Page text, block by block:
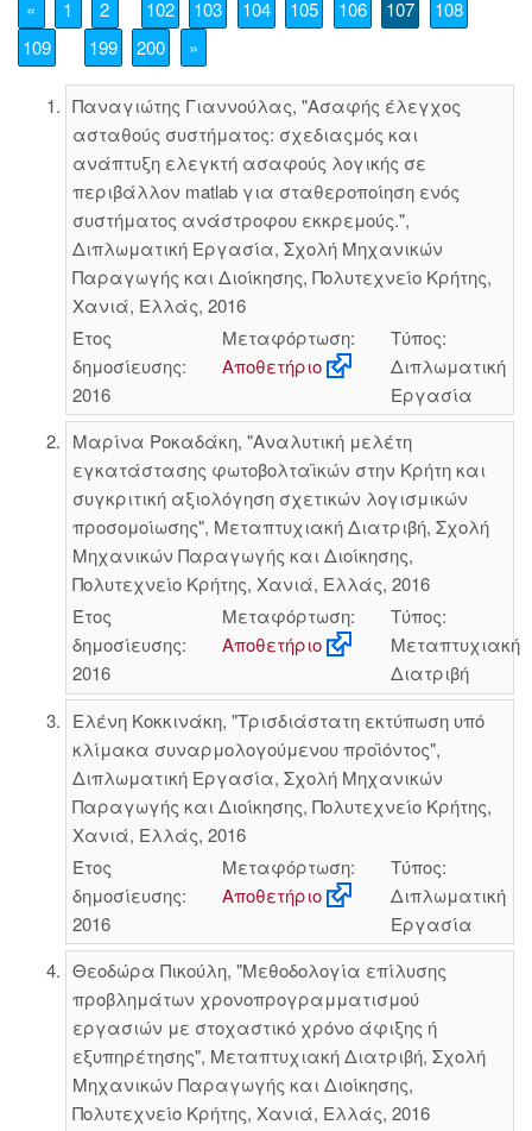
« 1 2 102 103 104 105 106 107
108
109
199 200 »
Παναγιώτης Γιαννούλας, "Ασαφής έλεγχος
ασταθούς συστήματος: σχεδιαςμός και
ανάπτυξη ελεγκτή ασαφούς λογικής σε
περιβάλλον matlab για σταθεροποίηση ενός
συστήματος ανάστροφου εκκρεμούς.",
Διπλωματική Εργασία, Σχολή Μηχανικών
Παραγωγής και Διοίκησης, Πολυτεχνείο Κρήτης,
Χανιά, Ελλάς, 2016
Έτος
δημοσίευσης:
2016
Μεταφόρτωση:
Αποθετήριο
Τύπος:
Διπλωματική
Εργασία
Μαρίνα Ροκαδάκη, "Αναλυτική μελέτη
εγκατάστασης φωτοβολταϊκών στην Κρήτη και
συγκριτική αξιολόγηση σχετικών λογισμικών
προσομοίωσης", Μεταπτυχιακή Διατριβή, Σχολή
Μηχανικών Παραγωγής και Διοίκησης,
Πολυτεχνείο Κρήτης, Χανιά, Ελλάς, 2016
Έτος
δημοσίευσης:
2016
Μεταφόρτωση:
Αποθετήριο
Τύπος:
Μεταπτυχιακή
Διατριβή
Ελένη Κοκκινάκη, "Τρισδιάστατη εκτύπωση υπό
κλίμακα συναρμολογούμενου προϊόντος",
Διπλωματική Εργασία, Σχολή Μηχανικών
Παραγωγής και Διοίκησης, Πολυτεχνείο Κρήτης,
Χανιά, Ελλάς, 2016
Έτος
δημοσίευσης:
2016
Μεταφόρτωση:
Αποθετήριο
Τύπος:
Διπλωματική
Εργασία
Θεοδώρα Πικούλη, "Μεθοδολογία επίλυσης
προβλημάτων χρονοπρογραμματισμού
εργασιών με στοχαστικό χρόνο άφιξης ή
εξυπηρέτησης", Μεταπτυχιακή Διατριβή, Σχολή
Μηχανικών Παραγωγής και Διοίκησης,
Πολυτεχνείο Κρήτης, Χανιά, Ελλάς, 2016